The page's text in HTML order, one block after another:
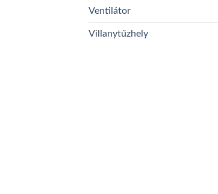
Ventilátor
Villanytűzhely